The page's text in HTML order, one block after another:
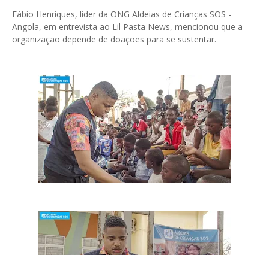
Fábio Henriques, líder da ONG Aldeias de Crianças SOS -
Angola, em entrevista ao Lil Pasta News, mencionou que a
organização depende de doações para se sustentar.